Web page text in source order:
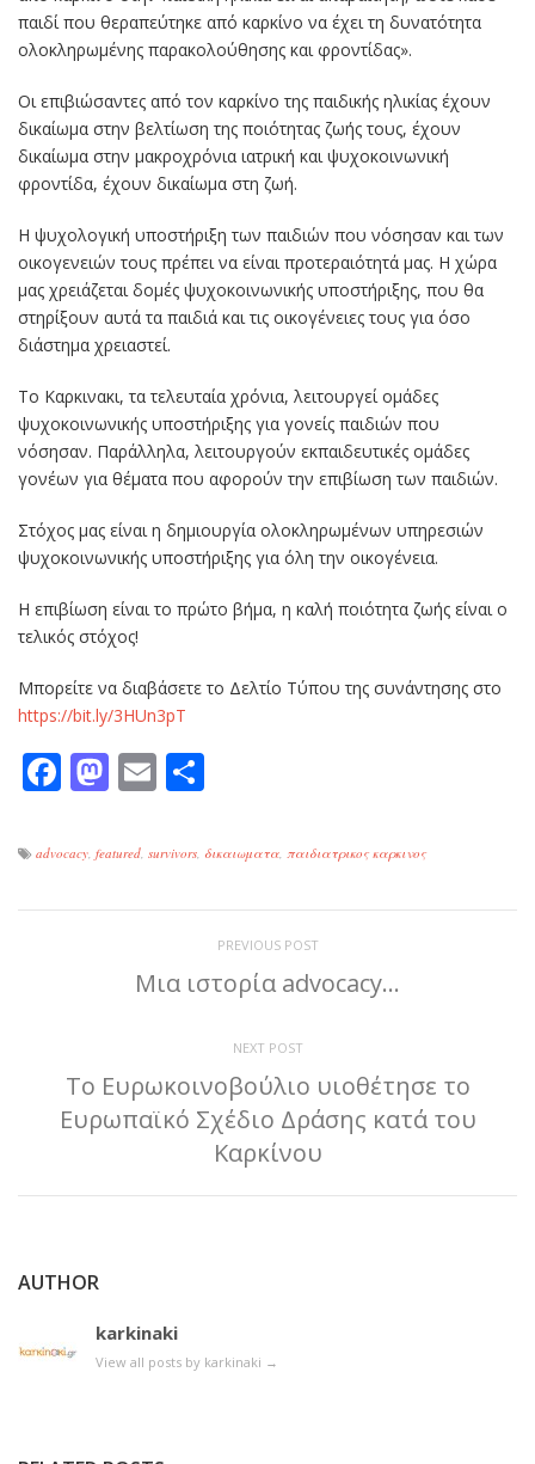
παιδί που θεραπεύτηκε από καρκίνο να έχει τη δυνατότητα
ολοκληρωμένης παρακολούθησης και φροντίδας».
Οι επιβιώσαντες από τον καρκίνο της παιδικής ηλικίας έχουν
δικαίωμα στην βελτίωση της ποιότητας ζωής τους, έχουν
δικαίωμα στην μακροχρόνια ιατρική και ψυχοκοινωνική
φροντίδα, έχουν δικαίωμα στη ζωή.
Η ψυχολογική υποστήριξη των παιδιών που νόσησαν και των
οικογενειών τους πρέπει να είναι προτεραιότητά μας. Η χώρα
μας χρειάζεται δομές ψυχοκοινωνικής υποστήριξης, που θα
στηρίξουν αυτά τα παιδιά και τις οικογένειες τους για όσο
διάστημα χρειαστεί.
Το Καρκινακι, τα τελευταία χρόνια, λειτουργεί ομάδες
ψυχοκοινωνικής υποστήριξης για γονείς παιδιών που
νόσησαν. Παράλληλα, λειτουργούν εκπαιδευτικές ομάδες
γονέων για θέματα που αφορούν την επιβίωση των παιδιών.
Στόχος μας είναι η δημιουργία ολοκληρωμένων υπηρεσιών
ψυχοκοινωνικής υποστήριξης για όλη την οικογένεια.
Η επιβίωση είναι το πρώτο βήμα, η καλή ποιότητα ζωής είναι ο
τελικός στόχος!
Μπορείτε να διαβάσετε το Δελτίο Τύπου της συνάντησης στο
https://bit.ly/3HUn3pT
Facebook
Mastodon
Email
advocacy, featured, survivors, δικαιωματα, παιδιατρικος καρκινος
PREVIOUS POST
Μια ιστορία advocacy…
NEXT POST
Το Ευρωκοινοβούλιο υιοθέτησε το
Ευρωπαϊκό Σχέδιο Δράσης κατά του
Καρκίνου
AUTHOR
karkinaki
View all posts by karkinaki →